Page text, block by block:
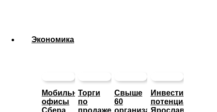
Экономика
Мобильные
офисы
Торги
по
Свыше
60
потенциал